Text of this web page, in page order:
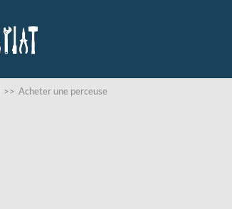
>> Acheter une perceuse